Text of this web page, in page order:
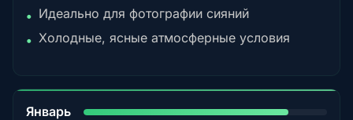
• Идеально для фотографии сияний
• Холодные, ясные атмосферные условия
Январь